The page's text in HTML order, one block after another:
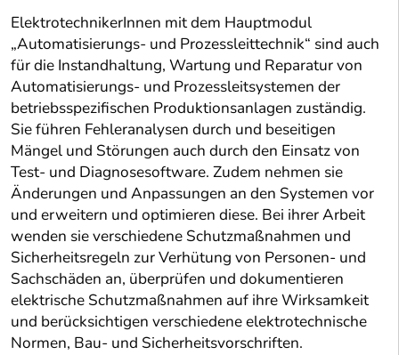
ElektrotechnikerInnen mit dem Hauptmodul
„Automatisierungs- und Prozessleittechnik“ sind auch
für die Instandhaltung, Wartung und Reparatur von
Automatisierungs- und Prozessleitsystemen der
betriebsspezifischen Produktionsanlagen zuständig.
Sie führen Fehleranalysen durch und beseitigen
Mängel und Störungen auch durch den Einsatz von
Test- und Diagnosesoftware. Zudem nehmen sie
Änderungen und Anpassungen an den Systemen vor
und erweitern und optimieren diese. Bei ihrer Arbeit
wenden sie verschiedene Schutzmaßnahmen und
Sicherheitsregeln zur Verhütung von Personen- und
Sachschäden an, überprüfen und dokumentieren
elektrische Schutzmaßnahmen auf ihre Wirksamkeit
und berücksichtigen verschiedene elektrotechnische
Normen, Bau- und Sicherheitsvorschriften.